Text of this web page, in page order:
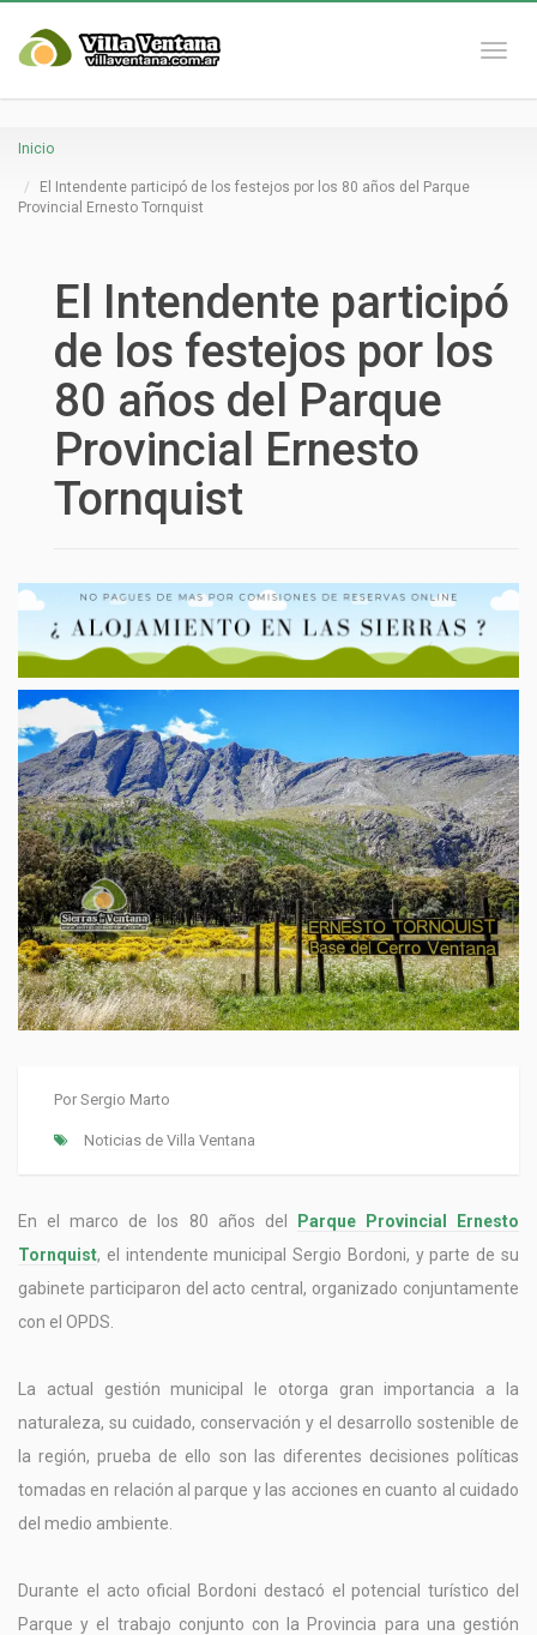
Inicio
El Intendente participó de los festejos por los 80 años del Parque
Provincial Ernesto Tornquist
El Intendente participó
de los festejos por los
80 años del Parque
Provincial Ernesto
Tornquist
Por Sergio Marto
Noticias de Villa Ventana
En el marco de los 80 años del
Parque Provincial Ernesto
Tornquist, el intendente municipal Sergio Bordoni, y parte de su
gabinete participaron del acto central, organizado conjuntamente
con el OPDS.
La actual gestión municipal le otorga gran importancia a la
naturaleza, su cuidado, conservación y el desarrollo sostenible de
la región, prueba de ello son las diferentes decisiones políticas
tomadas en relación al parque y las acciones en cuanto al cuidado
del medio ambiente.
Durante el acto oficial Bordoni destacó el potencial turístico del
Parque y el trabajo conjunto con la Provincia para una gestión